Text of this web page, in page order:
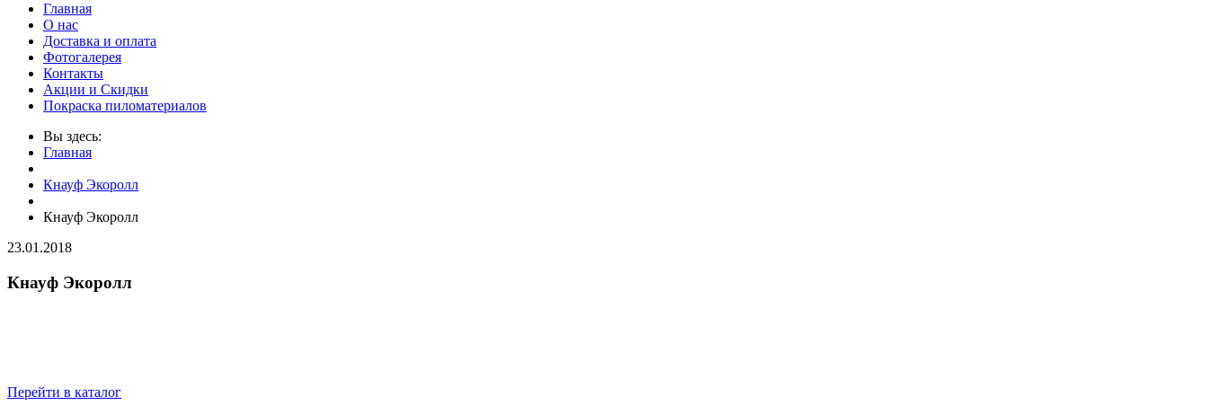
Главная
О нас
Доставка и оплата
Фотогалерея
Контакты
Акции и Скидки
Покраска пиломатериалов
Вы здесь:
Главная
Кнауф Экоролл
Кнауф Экоролл
23.01.2018
Кнауф Экоролл
Перейти в каталог